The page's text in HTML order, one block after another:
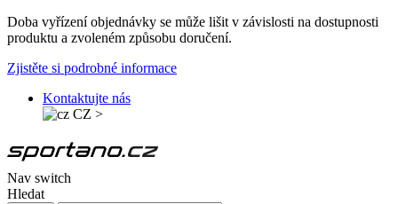
Doba vyřízení objednávky se může lišit v závislosti na dostupnosti
produktu a zvoleném způsobu doručení.
Zjistěte si podrobné informace
Kontaktujte nás
CZ >
Nav switch
Hledat